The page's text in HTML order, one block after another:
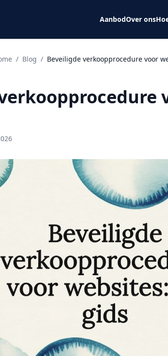
AanbodOver ons
/ Blog / Beveiligde verkoopprocedure voor